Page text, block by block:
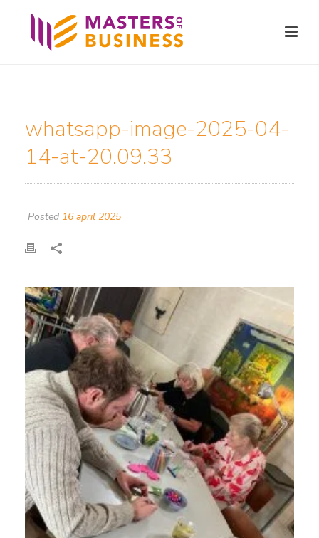
whatsapp-image-2025-04-
14-at-20.09.33
Posted 16 april 2025